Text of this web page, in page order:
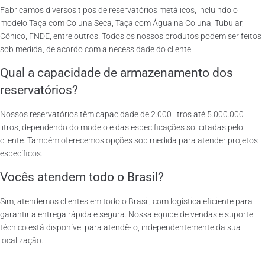
Fabricamos diversos tipos de reservatórios metálicos, incluindo o
modelo Taça com Coluna Seca, Taça com Água na Coluna, Tubular,
Cônico, FNDE, entre outros. Todos os nossos produtos podem ser feitos
sob medida, de acordo com a necessidade do cliente.
Qual a capacidade de armazenamento dos
reservatórios?
Nossos reservatórios têm capacidade de 2.000 litros até 5.000.000
litros, dependendo do modelo e das especificações solicitadas pelo
cliente. Também oferecemos opções sob medida para atender projetos
específicos.
Vocês atendem todo o Brasil?
Sim, atendemos clientes em todo o Brasil, com logística eficiente para
garantir a entrega rápida e segura. Nossa equipe de vendas e suporte
técnico está disponível para atendê-lo, independentemente da sua
localização.